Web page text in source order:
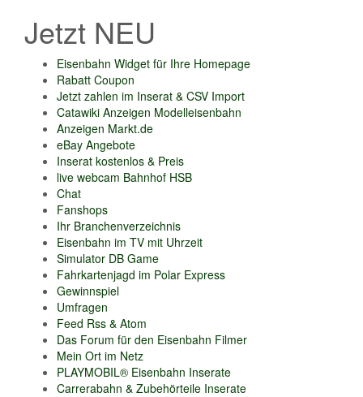
Jetzt NEU
Eisenbahn Widget für Ihre Homepage
Rabatt Coupon
Jetzt zahlen im Inserat & CSV Import
Catawiki Anzeigen Modelleisenbahn
Anzeigen Markt.de
eBay Angebote
Inserat kostenlos & Preis
live webcam Bahnhof HSB
Chat
Fanshops
Ihr Branchenverzeichnis
Eisenbahn im TV mit Uhrzeit
Simulator DB Game
Fahrkartenjagd im Polar Express
Gewinnspiel
Umfragen
Feed Rss & Atom
Das Forum für den Eisenbahn Filmer
Mein Ort im Netz
PLAYMOBIL® Eisenbahn Inserate
Carrerabahn & Zubehörteile Inserate